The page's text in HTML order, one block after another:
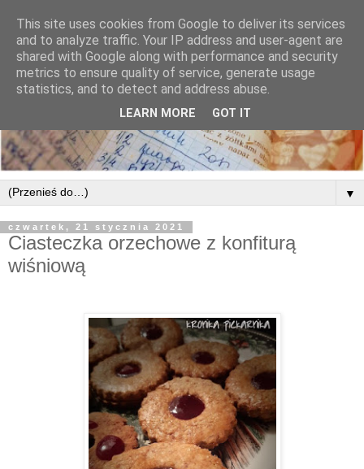
▼
czwartek, 21 stycznia 2021
Ciasteczka orzechowe z konfiturą
wiśniową
This site uses cookies from Google to deliver its services
and to analyze traffic. Your IP address and user-agent are
shared with Google along with performance and security
metrics to ensure quality of service, generate usage
statistics, and to detect and address abuse.
LEARN MORE GOT IT